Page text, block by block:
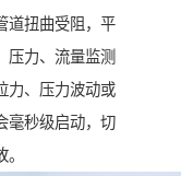
道扭曲受阻，平
压力、流量监测
力、压力波动或
毫秒级启动，切